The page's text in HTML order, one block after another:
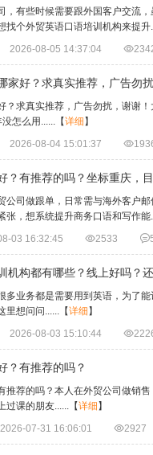
，有些时候需要跟外国客户交流
找个外贸英语口语培训机构来提升
2026-08-05 14:37:04 
家好？求真实推荐，广告勿
？求真实推荐，广告勿扰，谢谢
怎么用...... 【详细 】
2026-08-04 15:01:37 
？有推荐的吗？坐标重庆，
公司做跟单，日常需与海外客户
张，想系统提升商务口语和写作能
03 16:32:45 2533 
机构都有哪些？线上好吗？
多业务都是需要用到英语，为了
里想问问...... 【详细 】
2026-08-03 15:10:44 
？有推荐的吗？
推荐的吗？本人在外贸公司做销
过课的朋友...... 【详细 】
2026-07-31 16:06:01 2927